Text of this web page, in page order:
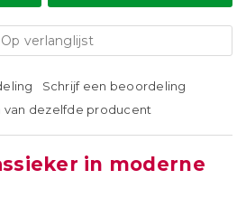
Op verlanglijst
Schrijf een beoordeling
dezelfde producent
in moderne